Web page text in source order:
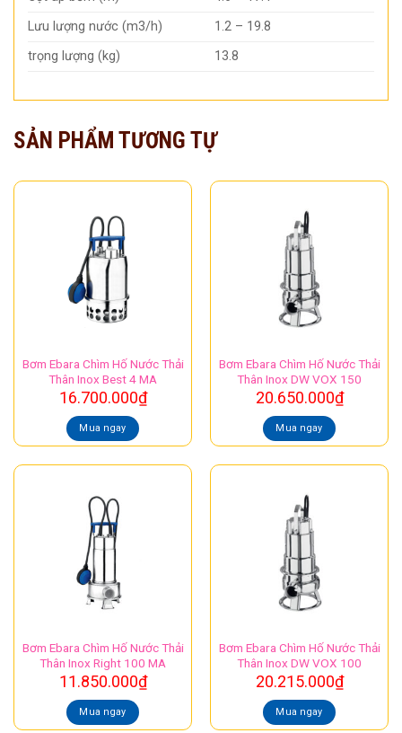
Lưu lượng nước (m3/h)
1.2 – 19.8
trọng lượng (kg)
13.8
SẢN PHẨM TƯƠNG TỰ
Bơm Ebara Chìm Hố Nước Thải
Thân Inox Best 4 MA
16.700.000₫
Mua ngay
Bơm Ebara Chìm Hố Nước Thải
Thân Inox DW VOX 150
20.650.000₫
Mua ngay
Bơm Ebara Chìm Hố Nước Thải
Thân Inox Right 100 MA
11.850.000₫
Mua ngay
Bơm Ebara Chìm Hố Nước Thải
Thân Inox DW VOX 100
20.215.000₫
Mua ngay